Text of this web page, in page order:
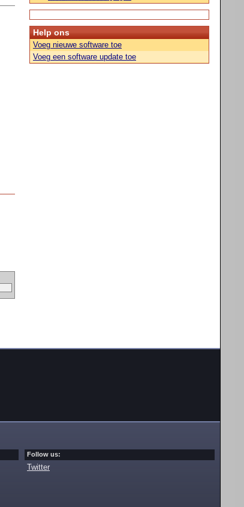
Help ons
Voeg nieuwe software toe
Voeg een software update toe
Follow us:
Twitter